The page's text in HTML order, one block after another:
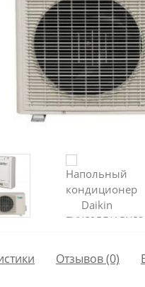
Отзывов (0)